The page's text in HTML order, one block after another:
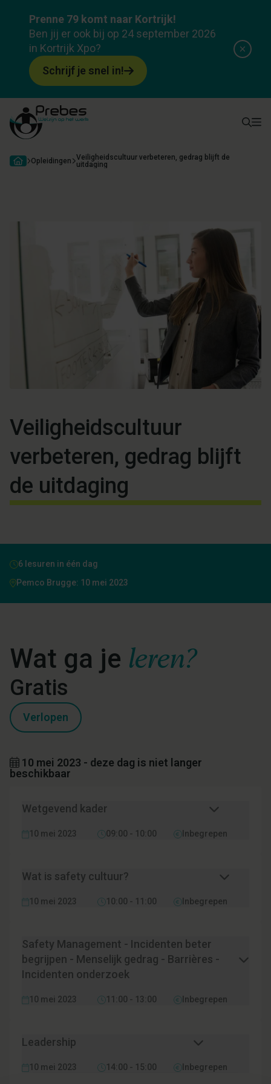
Prenne 79 komt naar Kortrijk!
Ben jij er ook bij op 24 september 2026
in Kortrijk Xpo?
Schrijf je snel in!
Opleidingen
Veiligheidscultuur verbeteren, gedrag blijft de
uitdaging
Veiligheidscultuur verbeteren, gedrag blijft de
uitdaging
Over opleiding Programma
Veiligheidscultuur
verbeteren, gedrag blijft
de uitdaging
6 lesuren in één dag
Pemco Brugge: 10 mei 2023
Wat ga je leren?
Gratis
Verlopen
10 mei 2023 - deze dag is niet langer
beschikbaar
Wetgevend kader
10 mei 2023 09:00 - 10:00 Inbegrepen
Wat is safety cultuur?
10 mei 2023 10:00 - 11:00 Inbegrepen
Safety Management - Incidenten beter
begrijpen - Menselijk gedrag - Barrières -
Incidenten onderzoek
10 mei 2023 11:00 - 13:00 Inbegrepen
Leadership
10 mei 2023 14:00 - 15:00 Inbegrepen